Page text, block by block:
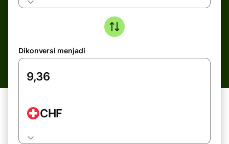
Dikonversi menjadi
CHF